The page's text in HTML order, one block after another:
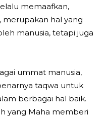
memaafkan,
merupakan hal yang
manusia, tetapi juga
ummat manusia,
taqwa untuk
berbagai hal baik.
yang Maha memberi